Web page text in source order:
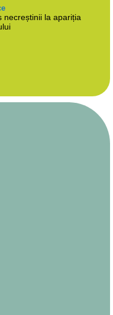
necreștinii la apariția